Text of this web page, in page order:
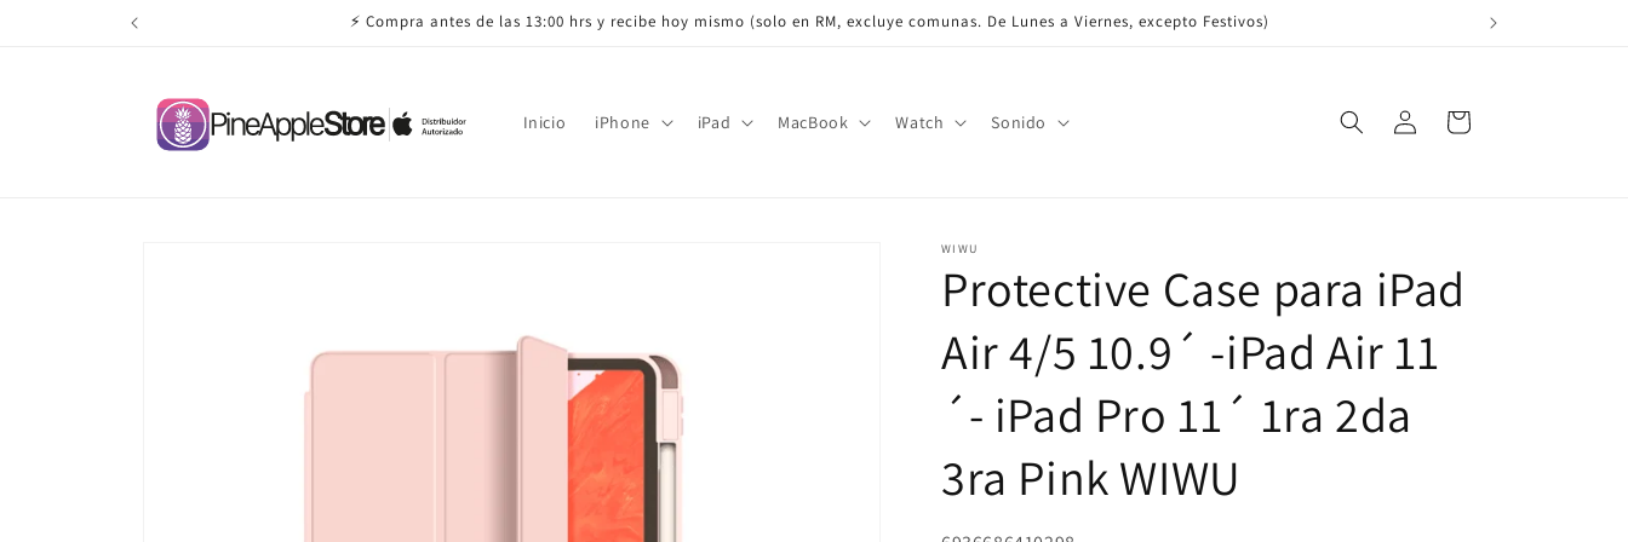
✈️ ¡Envío gratis a todo Chile por compras sobre $35.000!
Inicio iPhone iPad MacBook Watch Sonido
Iniciar
sesión
Carrito
WIWU
Protective Case para iPad
Air 4/5 10.9´ -iPad Air 11
´- iPad Pro 11´ 1ra 2da
3ra Pink WIWU